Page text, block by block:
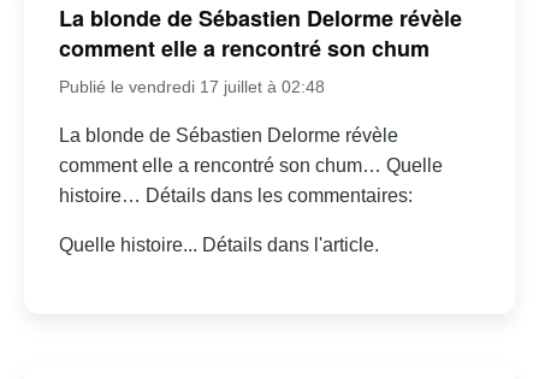
La blonde de Sébastien Delorme révèle
comment elle a rencontré son chum
Publié le vendredi 17 juillet à 02:48
La blonde de Sébastien Delorme révèle
comment elle a rencontré son chum… Quelle
histoire… Détails dans les commentaires:
Quelle histoire... Détails dans l'article.